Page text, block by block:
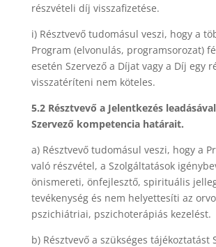
részvételi díj visszafizetése.
i) Résztvevő tudomásul veszi, hogy a
Program (elvonulás, programsorozat)
esetén Szervező a Díjat vagy a Díj egy
visszatéríteni nem köteles.
5.2 Résztvevő a Jelentkezés
Szervező kompetencia határait.
a) Résztvevő tudomásul veszi, hogy a
való részvétel, a Szolgáltatások
önismereti, önfejlesztő, spirituális
tevékenység és nem helyettesíti az
pszichiátriai, pszichoterápiás kezelést.
b) Résztvevő a szükséges tájékoztatást